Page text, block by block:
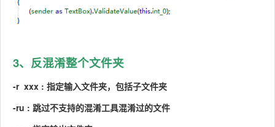
3、反混淆整个文件夹
-r xxx : 指定输入文件夹，包括子文件夹
-ru : 跳过不支持的混淆工具混淆过的文件